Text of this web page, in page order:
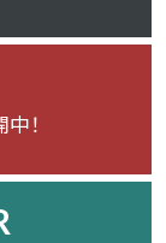
！